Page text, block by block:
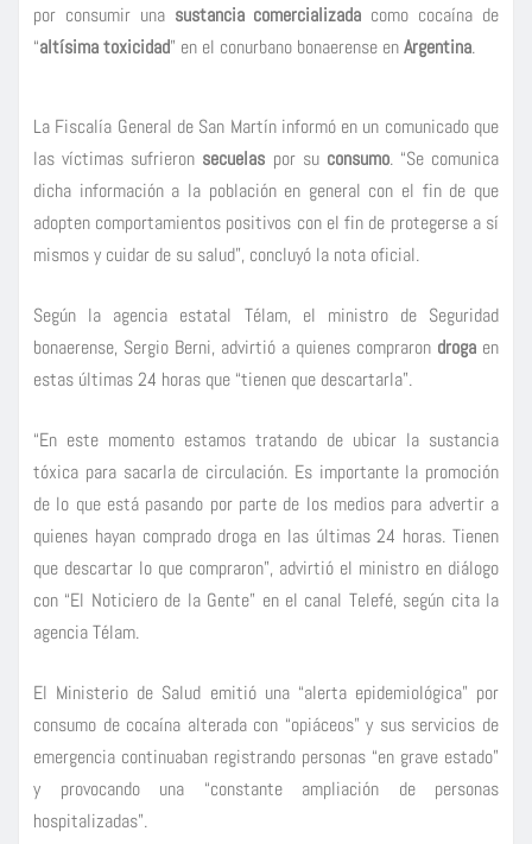
por consumir una sustancia comercializada como cocaína de
“altísima toxicidad” en el conurbano bonaerense enArgentina.
La Fiscalía General de San Martín informó en un comunicado que
las víctimas sufrieron secuelas por su consumo. “Se comunica
dicha información a la población en general con el fin de que
adopten comportamientos positivos con el fin de protegerse a sí
mismos y cuidar de su salud”, concluyó la nota oficial.
Según la agencia estatal Télam, el ministro de Seguridad
bonaerense, Sergio Berni, advirtió a quienes compraron droga en
estas últimas 24 horas que “tienen que descartarla”.
“En este momento estamos tratando de ubicar la sustancia
tóxica para sacarla de circulación. Es importante la promoción
de lo que está pasando por parte de los medios para advertir a
quienes hayan comprado droga en las últimas 24 horas. Tienen
que descartar lo que compraron”, advirtió el ministro en diálogo
con “El Noticiero de la Gente” en el canal Telefé, según cita la
agencia Télam.
El Ministerio de Salud emitió una “alerta epidemiológica” por
consumo de cocaína alterada con “opiáceos” y sus servicios de
emergencia continuaban registrando personas “en grave estado”
y provocando una “constante ampliación de personas
hospitalizadas”.